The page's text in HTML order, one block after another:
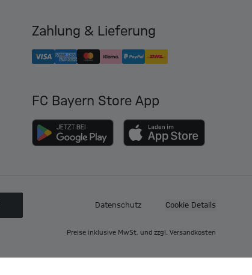
Zahlung & Lieferung
FC Bayern Store App
Datenschutz Cookie Details
Preise inklusive MwSt. und zzgl. Versandkosten